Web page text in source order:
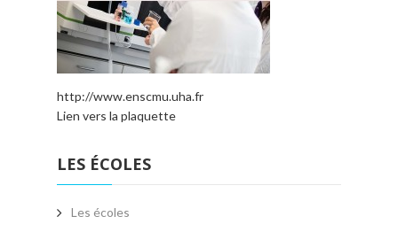
http://www.enscmu.uha.fr
Lien vers la plaquette
LES ÉCOLES
Les écoles